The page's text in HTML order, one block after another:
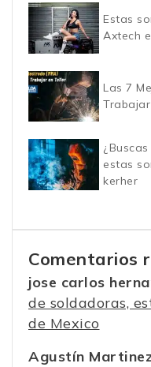
Estas
Axtech
Las 7
estas
kerher
Comentarios
jose carlos
de soldadoras,
de Mexico
Agustín